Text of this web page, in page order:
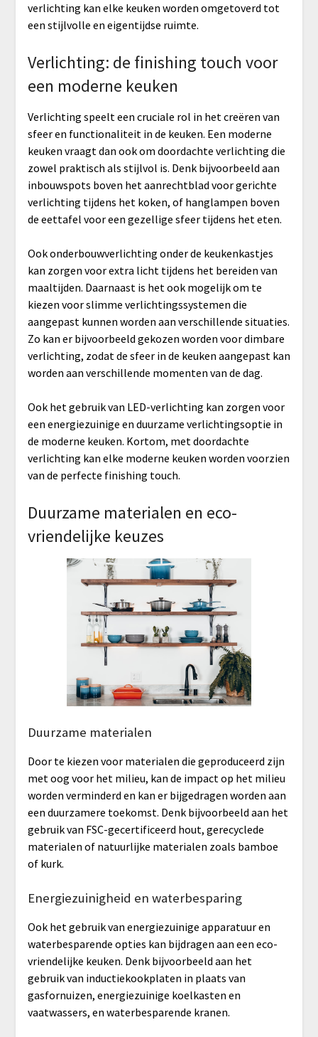
verlichting kan elke keuken worden omgetoverd tot
een stijlvolle en eigentijdse ruimte.
Verlichting: de finishing touch voor
een moderne keuken
Verlichting speelt een cruciale rol in het creëren van
sfeer en functionaliteit in de keuken. Een moderne
keuken vraagt dan ook om doordachte verlichting die
zowel praktisch als stijlvol is. Denk bijvoorbeeld aan
inbouwspots boven het aanrechtblad voor gerichte
verlichting tijdens het koken, of hanglampen boven
de eettafel voor een gezellige sfeer tijdens het eten.
Ook onderbouwverlichting onder de keukenkastjes
kan zorgen voor extra licht tijdens het bereiden van
maaltijden. Daarnaast is het ook mogelijk om te
kiezen voor slimme verlichtingssystemen die
aangepast kunnen worden aan verschillende situaties.
Zo kan er bijvoorbeeld gekozen worden voor dimbare
verlichting, zodat de sfeer in de keuken aangepast kan
worden aan verschillende momenten van de dag.
Ook het gebruik van LED-verlichting kan zorgen voor
een energiezuinige en duurzame verlichtingsoptie in
de moderne keuken. Kortom, met doordachte
verlichting kan elke moderne keuken worden voorzien
van de perfecte finishing touch.
Duurzame materialen en eco-
vriendelijke keuzes
Duurzame materialen
Door te kiezen voor materialen die geproduceerd zijn
met oog voor het milieu, kan de impact op het milieu
worden verminderd en kan er bijgedragen worden aan
een duurzamere toekomst. Denk bijvoorbeeld aan het
gebruik van FSC-gecertificeerd hout, gerecyclede
materialen of natuurlijke materialen zoals bamboe
of kurk.
Energiezuinigheid en waterbesparing
Ook het gebruik van energiezuinige apparatuur en
waterbesparende opties kan bijdragen aan een eco-
vriendelijke keuken. Denk bijvoorbeeld aan het
gebruik van inductiekookplaten in plaats van
gasfornuizen, energiezuinige koelkasten en
vaatwassers, en waterbesparende kranen.